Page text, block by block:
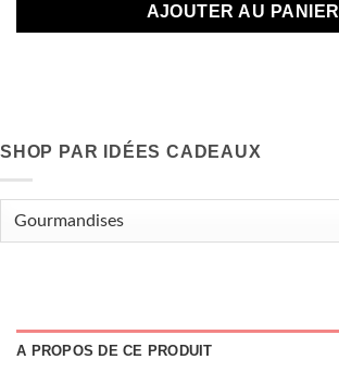
AJOUTER AU PANIER
SHOP PAR IDÉES CADEAUX
A PROPOS DE CE PRODUIT